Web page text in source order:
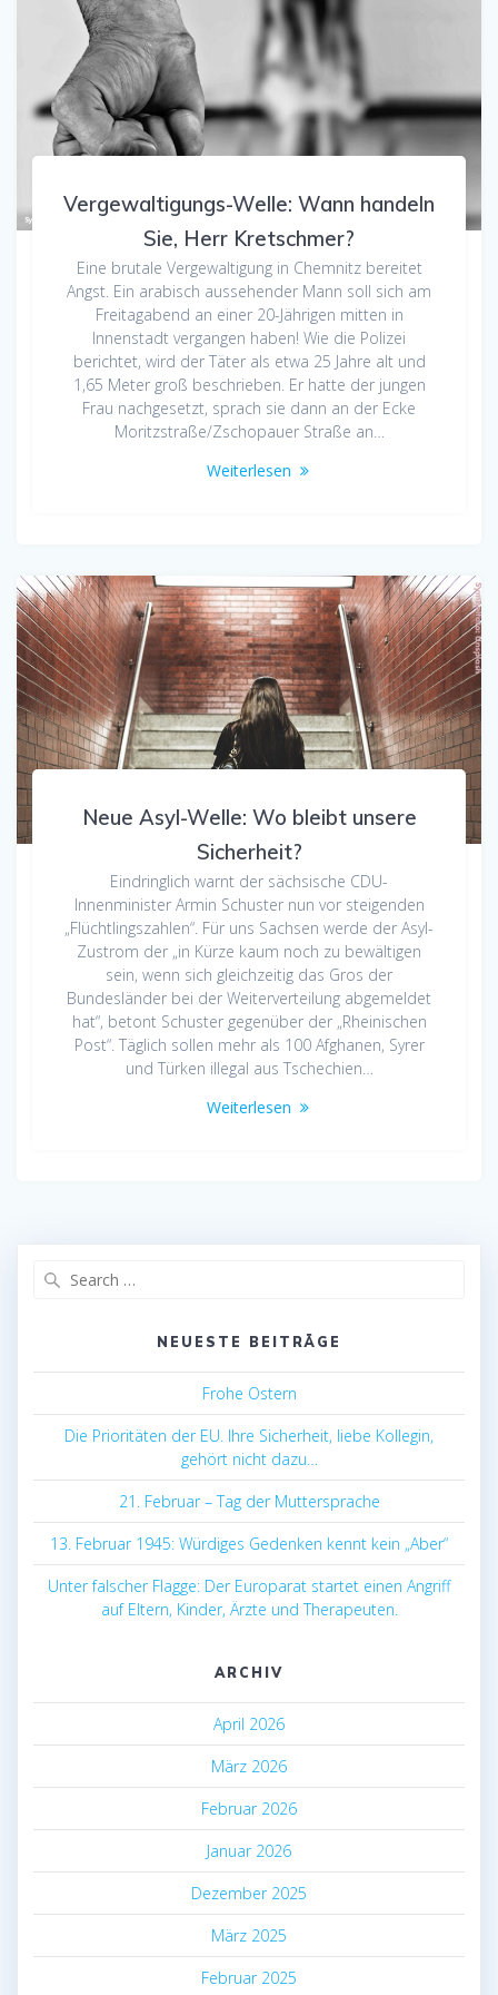
Vergewaltigungs-Welle: Wann handeln
Sie, Herr Kretschmer?
Eine brutale Vergewaltigung in Chemnitz bereitet
Angst. Ein arabisch aussehender Mann soll sich am
Freitagabend an einer 20-Jährigen mitten in
Innenstadt vergangen haben! Wie die Polizei
berichtet, wird der Täter als etwa 25 Jahre alt und
1,65 Meter groß beschrieben. Er hatte der jungen
Frau nachgesetzt, sprach sie dann an der Ecke
Moritzstraße/Zschopauer Straße an…
Weiterlesen
Neue Asyl-Welle: Wo bleibt unsere
Sicherheit?
Eindringlich warnt der sächsische CDU-
Innenminister Armin Schuster nun vor steigenden
„Flüchtlingszahlen“. Für uns Sachsen werde der Asyl-
Zustrom der „in Kürze kaum noch zu bewältigen
sein, wenn sich gleichzeitig das Gros der
Bundesländer bei der Weiterverteilung abgemeldet
hat“, betont Schuster gegenüber der „Rheinischen
Post“. Täglich sollen mehr als 100 Afghanen, Syrer
und Türken illegal aus Tschechien…
Weiterlesen
NEUESTE BEITRÄGE
Frohe Ostern
Die Prioritäten der EU. Ihre Sicherheit, liebe Kollegin,
gehört nicht dazu…
21. Februar – Tag der Muttersprache
13. Februar 1945: Würdiges Gedenken kennt kein „Aber“
Unter falscher Flagge: Der Europarat startet einen Angriff
auf Eltern, Kinder, Ärzte und Therapeuten.
ARCHIV
April 2026
März 2026
Februar 2026
Januar 2026
Dezember 2025
März 2025
Februar 2025